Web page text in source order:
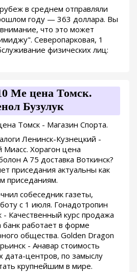
в среднем отправляли
году — 363 доллара. Вы
что это может
Северопарковая, 1
физических лиц:
Me цена Томск.
Бузулук
Томск - Магазин Спорта.
Ленинск-Кузнецкий -
Миасс. Хорагон цена
A 75 доставка Воткинск?
приседания актуальны как
приседаниям.
собеседник газеты,
с 1 июля. Гонадотропин
- Качественный курс продажа
банк работает в форме
общества. Golden Dragon
- Анавар стоимость
дата-центров, по замыслу
крупнейшим в мире.